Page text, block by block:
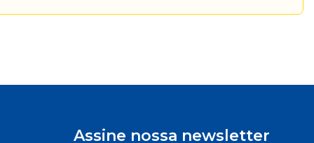
Assine nossa newsletter